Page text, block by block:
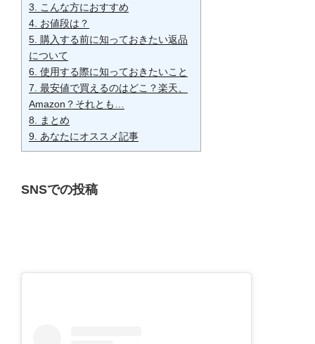
3.
こんな方におすすめ
4. お値段は？
5. 購入する前に知っておきたい返品
について
6. 使用する際に知っておきたいこと
7. 最安値で買えるのはどこ？楽天、
Amazon？それとも…
8.
まとめ
9. あなたにオススメ記事
SNSでの投稿